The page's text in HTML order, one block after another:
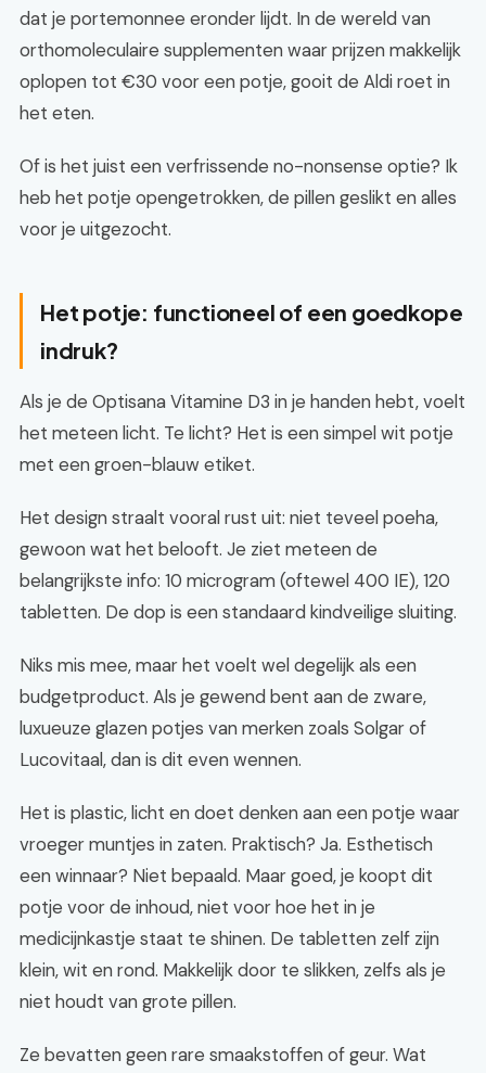
dat je portemonnee eronder lijdt. In de wereld van
orthomoleculaire supplementen waar prijzen makkelijk
oplopen tot €30 voor een potje, gooit de Aldi roet in
het eten.
Of is het juist een verfrissende no-nonsense optie? Ik
heb het potje opengetrokken, de pillen geslikt en alles
voor je uitgezocht.
Het potje: functioneel of een goedkope
indruk?
Als je de Optisana Vitamine D3 in je handen hebt, voelt
het meteen licht. Te licht? Het is een simpel wit potje
met een groen-blauw etiket.
Het design straalt vooral rust uit: niet teveel poeha,
gewoon wat het belooft. Je ziet meteen de
belangrijkste info: 10 microgram (oftewel 400 IE), 120
tabletten. De dop is een standaard kindveilige sluiting.
Niks mis mee, maar het voelt wel degelijk als een
budgetproduct. Als je gewend bent aan de zware,
luxueuze glazen potjes van merken zoals Solgar of
Lucovitaal, dan is dit even wennen.
Het is plastic, licht en doet denken aan een potje waar
vroeger muntjes in zaten. Praktisch? Ja. Esthetisch
een winnaar? Niet bepaald. Maar goed, je koopt dit
potje voor de inhoud, niet voor hoe het in je
medicijnkastje staat te shinen. De tabletten zelf zijn
klein, wit en rond. Makkelijk door te slikken, zelfs als je
niet houdt van grote pillen.
Ze bevatten geen rare smaakstoffen of geur. Wat